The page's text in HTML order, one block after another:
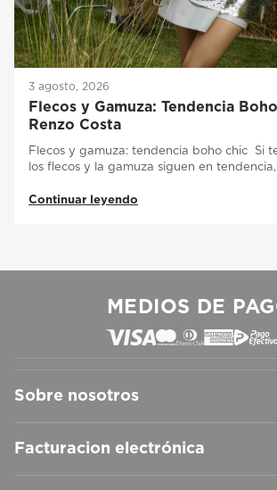
3 agosto, 2026
Flecos y Gamuza: Tendencia Boho
Renzo Costa
Flecos y gamuza: tendencia boho chic Si
los flecos y la gamuza siguen en
Continuar leyendo
MEDIOS DE
Sobre nosotros
Facturacion electrónica